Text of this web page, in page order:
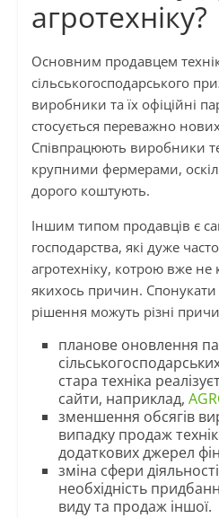
агротехніку?
Основним продавцем
сільськогосподарського
виробники та їх офіційні
стосується переважно
Співпрацюють виробники
крупними фермерами,
дорого коштують.
Іншим типом продавців є
господарства, які дуже
агротехніку, котрою вже не
якихось причин. Спонукати
рішення можуть різні
планове оновлення
стара техніка
сайти, наприклад,
зменшення обсягів
випадку продаж
додаткових джерел
зміна сфери
необхідність
виду та продаж іншої.